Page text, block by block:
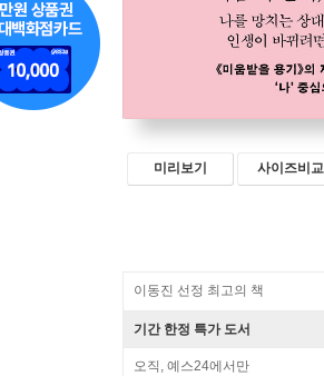
미리보기 사이즈비교
이동진 선정 최고의 책
기간 한정 특가 도서
오직, 예스24에서만